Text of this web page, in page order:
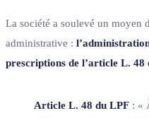
La société a soulevé un moyen
administrative :
prescriptions de l’article L. 48
Article L. 48 du LPF : «